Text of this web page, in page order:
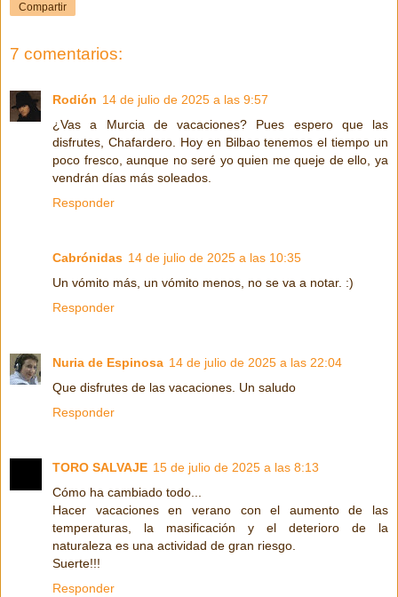
Compartir
7 comentarios:
Rodión 14 de julio de 2025 a las 9:57
¿Vas a Murcia de vacaciones? Pues espero que las
disfrutes, Chafardero. Hoy en Bilbao tenemos el tiempo un
poco fresco, aunque no seré yo quien me queje de ello, ya
vendrán días más soleados.
Responder
Cabrónidas 14 de julio de 2025 a las 10:35
Un vómito más, un vómito menos, no se va a notar. :)
Responder
Nuria de Espinosa 14 de julio de 2025 a las 22:04
Que disfrutes de las vacaciones. Un saludo
Responder
TORO SALVAJE 15 de julio de 2025 a las 8:13
Cómo ha cambiado todo...
Hacer vacaciones en verano con el aumento de las
temperaturas, la masificación y el deterioro de la
naturaleza es una actividad de gran riesgo.
Suerte!!!
Responder